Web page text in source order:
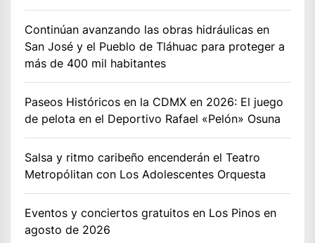
Continúan avanzando las obras hidráulicas en
San José y el Pueblo de Tláhuac para proteger a
más de 400 mil habitantes
Paseos Históricos en la CDMX en 2026: El juego
de pelota en el Deportivo Rafael «Pelón» Osuna
Salsa y ritmo caribeño encenderán el Teatro
Metropólitan con Los Adolescentes Orquesta
Eventos y conciertos gratuitos en Los Pinos en
agosto de 2026